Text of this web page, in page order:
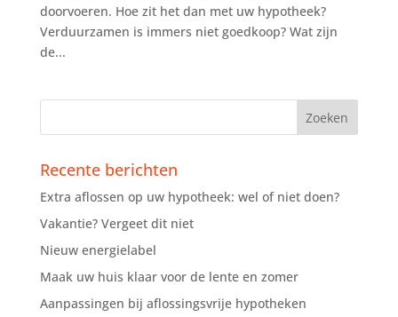
doorvoeren. Hoe zit het dan met uw hypotheek?
Verduurzamen is immers niet goedkoop? Wat zijn
de...
Recente berichten
Extra aflossen op uw hypotheek: wel of niet doen?
Vakantie? Vergeet dit niet
Nieuw energielabel
Maak uw huis klaar voor de lente en zomer
Aanpassingen bij aflossingsvrije hypotheken